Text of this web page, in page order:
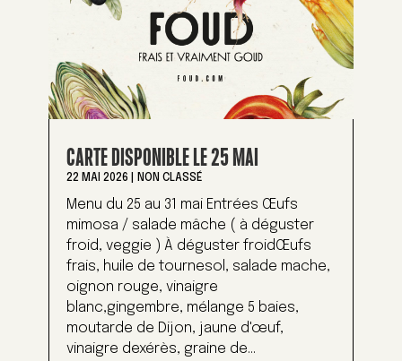
CARTE DISPONIBLE LE 25 MAI
22 MAI 2026 NON CLASSÉ
Menu du 25 au 31 mai Entrées Œufs
mimosa / salade mâche ( à déguster
froid, veggie ) À déguster froidŒufs
frais, huile de tournesol, salade mache,
oignon rouge, vinaigre
blanc,gingembre, mélange 5 baies,
moutarde de Dijon, jaune d'œuf,
vinaigre dexérès, graine de...